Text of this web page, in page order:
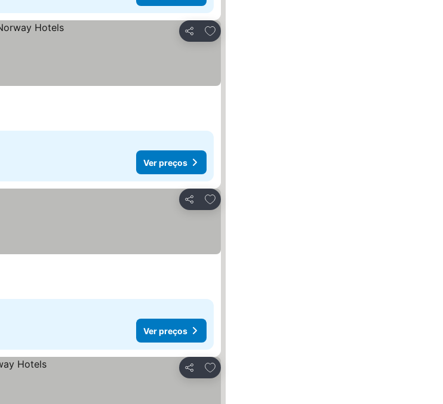
Partilhar
Adicionar aos favoritos
Ver preços
Partilhar
Adicionar aos favoritos
Ver preços
Partilhar
Adicionar aos favoritos